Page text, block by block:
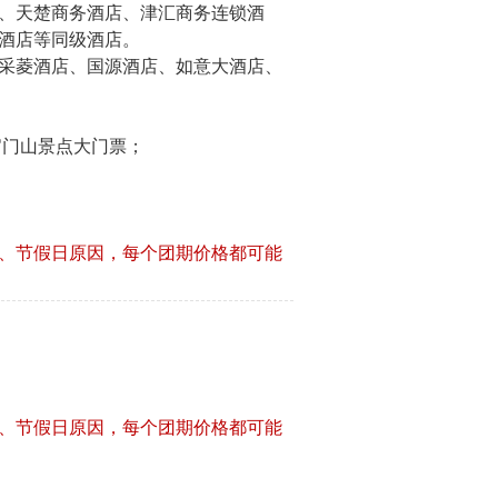
天楚商务酒店、津汇商务连锁酒
店等同级酒店。
酒店、国源酒店、如意大酒店、
山景点大门票；
节假日原因，每个团期价格都可能
节假日原因，每个团期价格都可能